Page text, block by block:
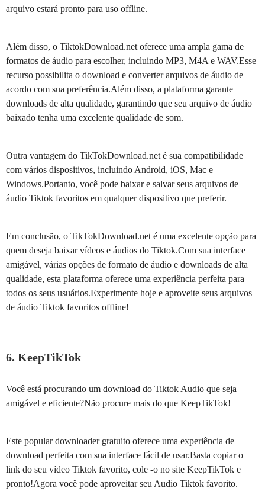
arquivo estará pronto para uso offline.
Além disso, o TiktokDownload.net oferece uma ampla gama de
formatos de áudio para escolher, incluindo MP3, M4A e WAV.Esse
recurso possibilita o download e converter arquivos de áudio de
acordo com sua preferência.Além disso, a plataforma garante
downloads de alta qualidade, garantindo que seu arquivo de áudio
baixado tenha uma excelente qualidade de som.
Outra vantagem do TikTokDownload.net é sua compatibilidade
com vários dispositivos, incluindo Android, iOS, Mac e
Windows.Portanto, você pode baixar e salvar seus arquivos de
áudio Tiktok favoritos em qualquer dispositivo que preferir.
Em conclusão, o TikTokDownload.net é uma excelente opção para
quem deseja baixar vídeos e áudios do Tiktok.Com sua interface
amigável, várias opções de formato de áudio e downloads de alta
qualidade, esta plataforma oferece uma experiência perfeita para
todos os seus usuários.Experimente hoje e aproveite seus arquivos
de áudio Tiktok favoritos offline!
6. KeepTikTok
Você está procurando um download do Tiktok Audio que seja
amigável e eficiente?Não procure mais do que KeepTikTok!
Este popular downloader gratuito oferece uma experiência de
download perfeita com sua interface fácil de usar.Basta copiar o
link do seu vídeo Tiktok favorito, cole -o no site KeepTikTok e
pronto!Agora você pode aproveitar seu Audio Tiktok favorito.